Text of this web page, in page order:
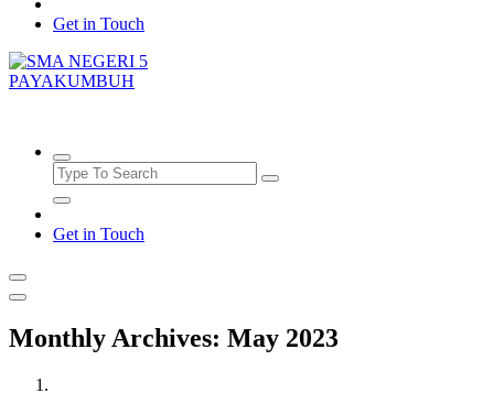
Get in Touch
Get in Touch
Monthly Archives: May 2023